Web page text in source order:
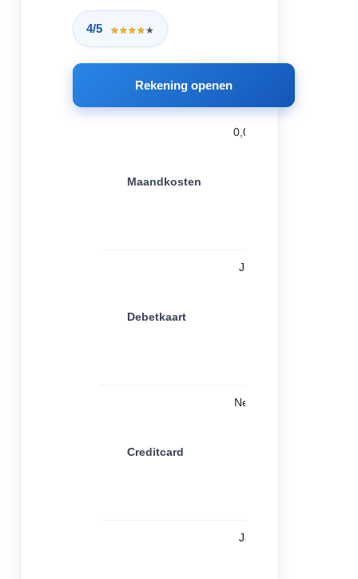
4/5 ★★★★★
★★★★★
Rekening openen
Maandkosten
0,00
Debetkaart
Ja
Creditcard
Nee
Ja